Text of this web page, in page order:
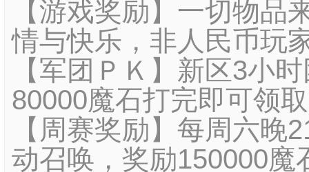
【游戏奖励】一切物
情与快乐，非人民币玩
【军团ＰＫ】新区3小
80000魔石打完即可领
【周赛奖励】每周六
动召唤，奖励150000魔